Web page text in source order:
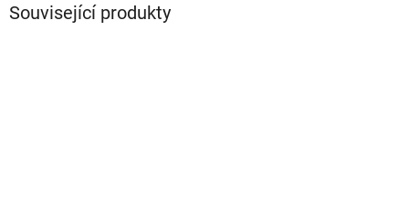
Související produkty